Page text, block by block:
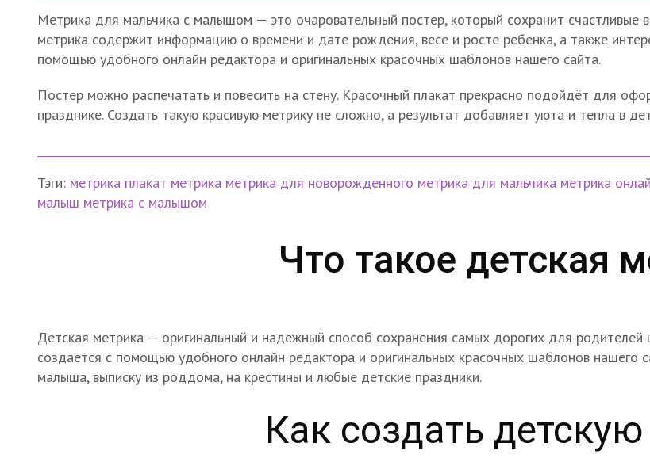
Метрика для мальчика с малышом — это очаровательный постер, который сохранит счастливые
метрика содержит информацию о времени и дате рождения, весе и росте ребенка, а также
помощью удобного онлайн редактора и оригинальных красочных шаблонов нашего сайта.
Постер можно распечатать и повесить на стену. Красочный плакат прекрасно подойдёт для
празднике. Создать такую красивую метрику не сложно, а результат добавляет уюта и тепла в
Тэги: метрика плакат метрика метрика для новорожденного метрика для мальчика метрика
малыш метрика с малышом
Что такое детская
Детская метрика — оригинальный и надежный способ сохранения самых дорогих для
создаётся с помощью удобного онлайн редактора и оригинальных красочных шаблонов
малыша, выписку из роддома, на крестины и любые детские праздники.
Как создать